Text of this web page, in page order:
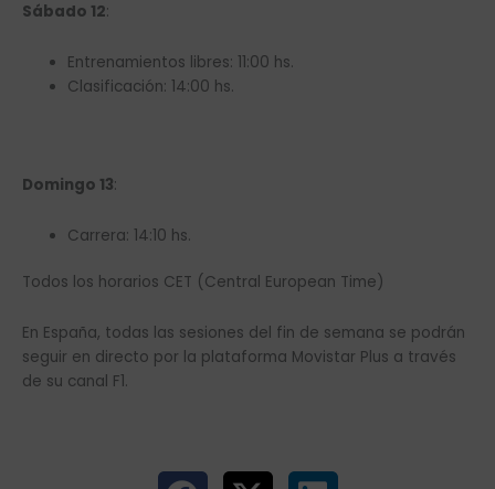
Sábado 12:
Entrenamientos libres: 11:00 hs.
Clasificación: 14:00 hs.
Domingo 13:
Carrera: 14:10 hs.
Todos los horarios CET (Central European Time)
En España, todas las sesiones del fin de semana se podrán
seguir en directo por la plataforma Movistar Plus a través
de su canal F1.